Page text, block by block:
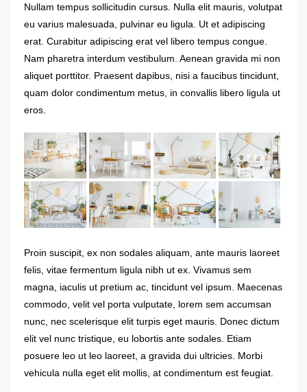
Nullam tempus sollicitudin cursus. Nulla elit mauris, volutpat
eu varius malesuada, pulvinar eu ligula. Ut et adipiscing
erat. Curabitur adipiscing erat vel libero tempus congue.
Nam pharetra interdum vestibulum. Aenean gravida mi non
aliquet porttitor. Praesent dapibus, nisi a faucibus tincidunt,
quam dolor condimentum metus, in convallis libero ligula ut
eros.
Proin suscipit, ex non sodales aliquam, ante mauris laoreet
felis, vitae fermentum ligula nibh ut ex. Vivamus sem
magna, iaculis ut pretium ac, tincidunt vel ipsum. Maecenas
commodo, velit vel porta vulputate, lorem sem accumsan
nunc, nec scelerisque elit turpis eget mauris. Donec dictum
elit vel nunc tristique, eu lobortis ante sodales. Etiam
posuere leo ut leo laoreet, a gravida dui ultricies. Morbi
vehicula nulla eget elit mollis, at condimentum est feugiat.